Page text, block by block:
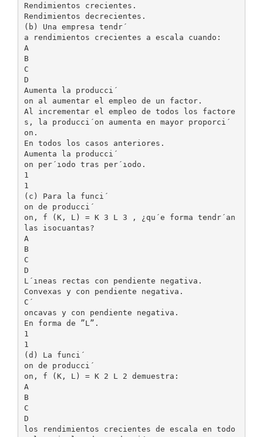
Rendimientos crecientes.
Rendimientos decrecientes.
(b) Una empresa tendr´
a rendimientos crecientes a escala cuando:
A
B
C
D
Aumenta la producci´
on al aumentar el empleo de un factor.
Al incrementar el empleo de todos los factore
s, la producci´on aumenta en mayor proporci´
on.
En todos los casos anteriores.
Aumenta la producci´
on per´ıodo tras per´ıodo.
1
1
(c) Para la funci´
on de producci´
on, f (K, L) = K 3 L 3 , ¿qu´e forma tendr´an
las isocuantas?
A
B
C
D
L´ıneas rectas con pendiente negativa.
Convexas y con pendiente negativa.
C´
oncavas y con pendiente negativa.
En forma de ”L”.
1
1
(d) La funci´
on de producci´
on, f (K, L) = K 2 L 2 demuestra:
A
B
C
D
los rendimientos crecientes de escala en todo